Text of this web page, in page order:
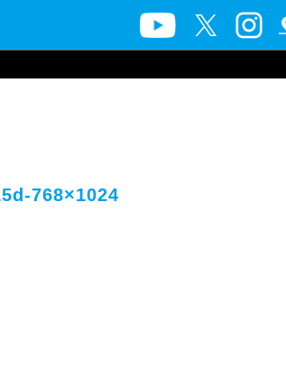
768×1024